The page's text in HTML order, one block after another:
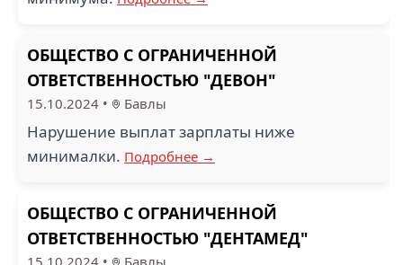
ОБЩЕСТВО С ОГРАНИЧЕННОЙ
ОТВЕТСТВЕННОСТЬЮ "ДЕВОН"
15.10.2024 • Бавлы
Нарушение выплат зарплаты ниже
минималки. Подробнее →
ОБЩЕСТВО С ОГРАНИЧЕННОЙ
ОТВЕТСТВЕННОСТЬЮ "ДЕНТАМЕД"
15.10.2024 • Бавлы